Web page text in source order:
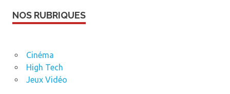
NOS RUBRIQUES
Cinéma
High Tech
Jeux Vidéo